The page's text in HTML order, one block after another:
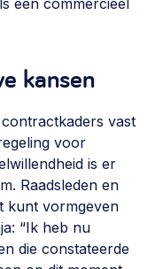
een commercieel
kansen
vast
voor
is er
Raadsleden en
kunt vormgeven
“Ik heb nu
die constateerde